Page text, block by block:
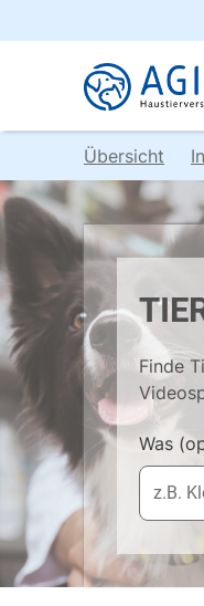
Übersicht
Finde
Was